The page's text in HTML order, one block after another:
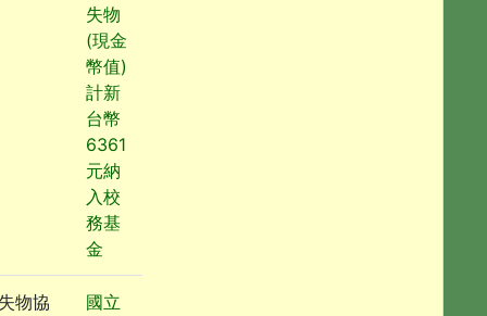
失物
(現金
幣值)
計新
台幣
6361
元納
入校
務基
金
物協
國立